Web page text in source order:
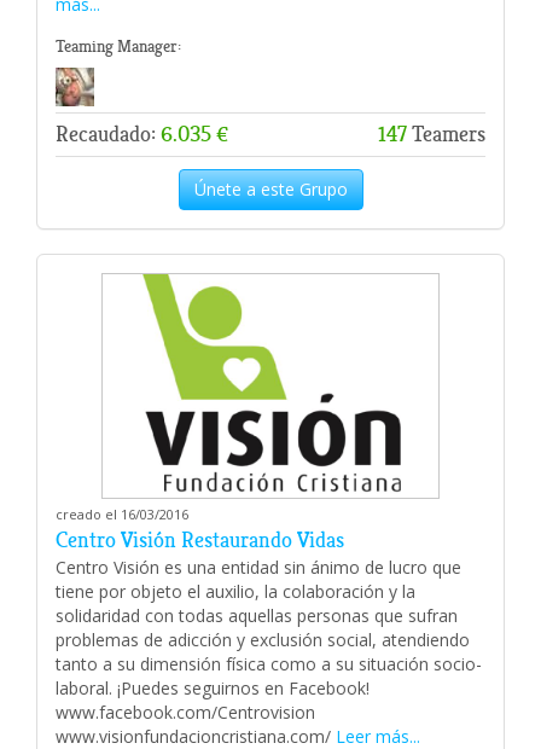
Teaming Manager:
Recaudado: 6.035 € 147Teamers
Únete a este Grupo
creado el 16/03/2016
Centro Visión Restaurando Vidas
Centro Visión es una entidad sin ánimo de lucro que
tiene por objeto el auxilio, la colaboración y la
solidaridad con todas aquellas personas que sufran
problemas de adicción y exclusión social, atendiendo
tanto a su dimensión física como a su situación socio-
laboral. ¡Puedes seguirnos en Facebook!
www.facebook.com/Centrovision
www.visionfundacioncristiana.com/ Leer más...